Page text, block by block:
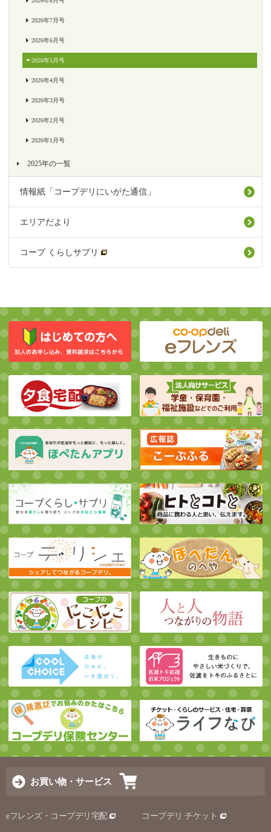
2026年7月号
2026年6月号
2026年5月号
2026年4月号
2026年3月号
2026年2月号
2026年1月号
2025年の一覧
情報紙「コープデリにいがた通信」
エリアだより
コープ くらしサプリ
お買い物・サービス
eフレンズ・コープデリ宅配 コープデリ チケット